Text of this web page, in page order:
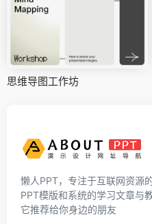
思维导图工作坊
懒人PPT，专注于互联网资源
PPT模版和系统的学习文章与
它推荐给你身边的朋友